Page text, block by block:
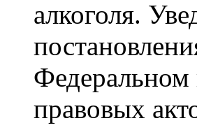
алкоголя.
Федеральном
правовых